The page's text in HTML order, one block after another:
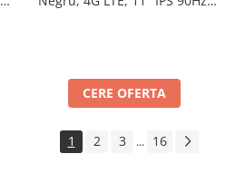
SIM
CERE OFERTA
1 2 3 ... 16